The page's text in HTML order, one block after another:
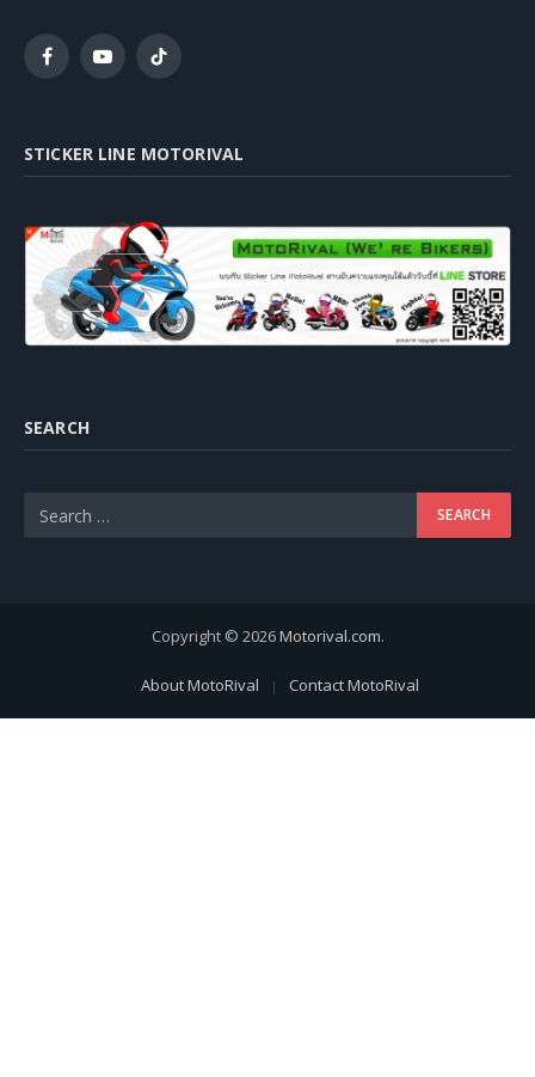
FacebookYouTubeTikTok
STICKER LINE MOTORIVAL
SEARCH
Copyright © 2026Motorival.com.
About MotoRival Contact MotoRival